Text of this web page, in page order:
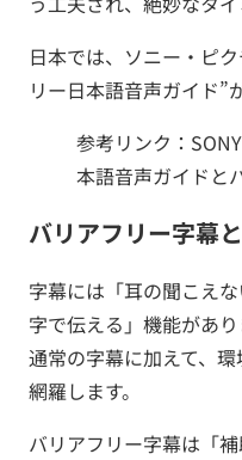
日本では、ソニー・ピ
リー日本語音声ガイド”
参考リンク：
本語音声ガイドと
バリアフリー字幕
字幕には「耳の聞こえ
字で伝える」機能があり
通常の字幕に加えて、
網羅します。
バリアフリー字幕は「